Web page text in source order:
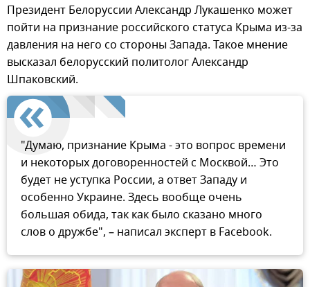
Президент Белоруссии Александр Лукашенко может
пойти на признание российского статуса Крыма из-за
давления на него со стороны Запада. Такое мнение
высказал белорусский политолог Александр
Шпаковский.
"Думаю, признание Крыма - это вопрос времени
и некоторых договоренностей с Москвой… Это
будет не уступка России, а ответ Западу и
особенно Украине. Здесь вообще очень
большая обида, так как было сказано много
слов о дружбе", – написал эксперт в Facebook.